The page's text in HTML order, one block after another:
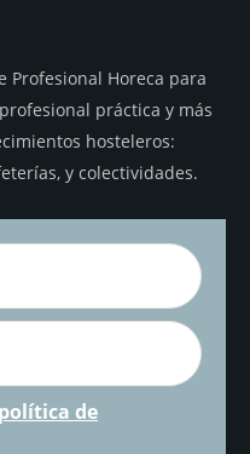
Profesional Horeca para
práctica y más
hosteleros:
y colectividades.
política de